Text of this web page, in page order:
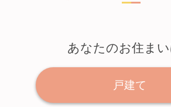
あなたのお住まい
戸建て